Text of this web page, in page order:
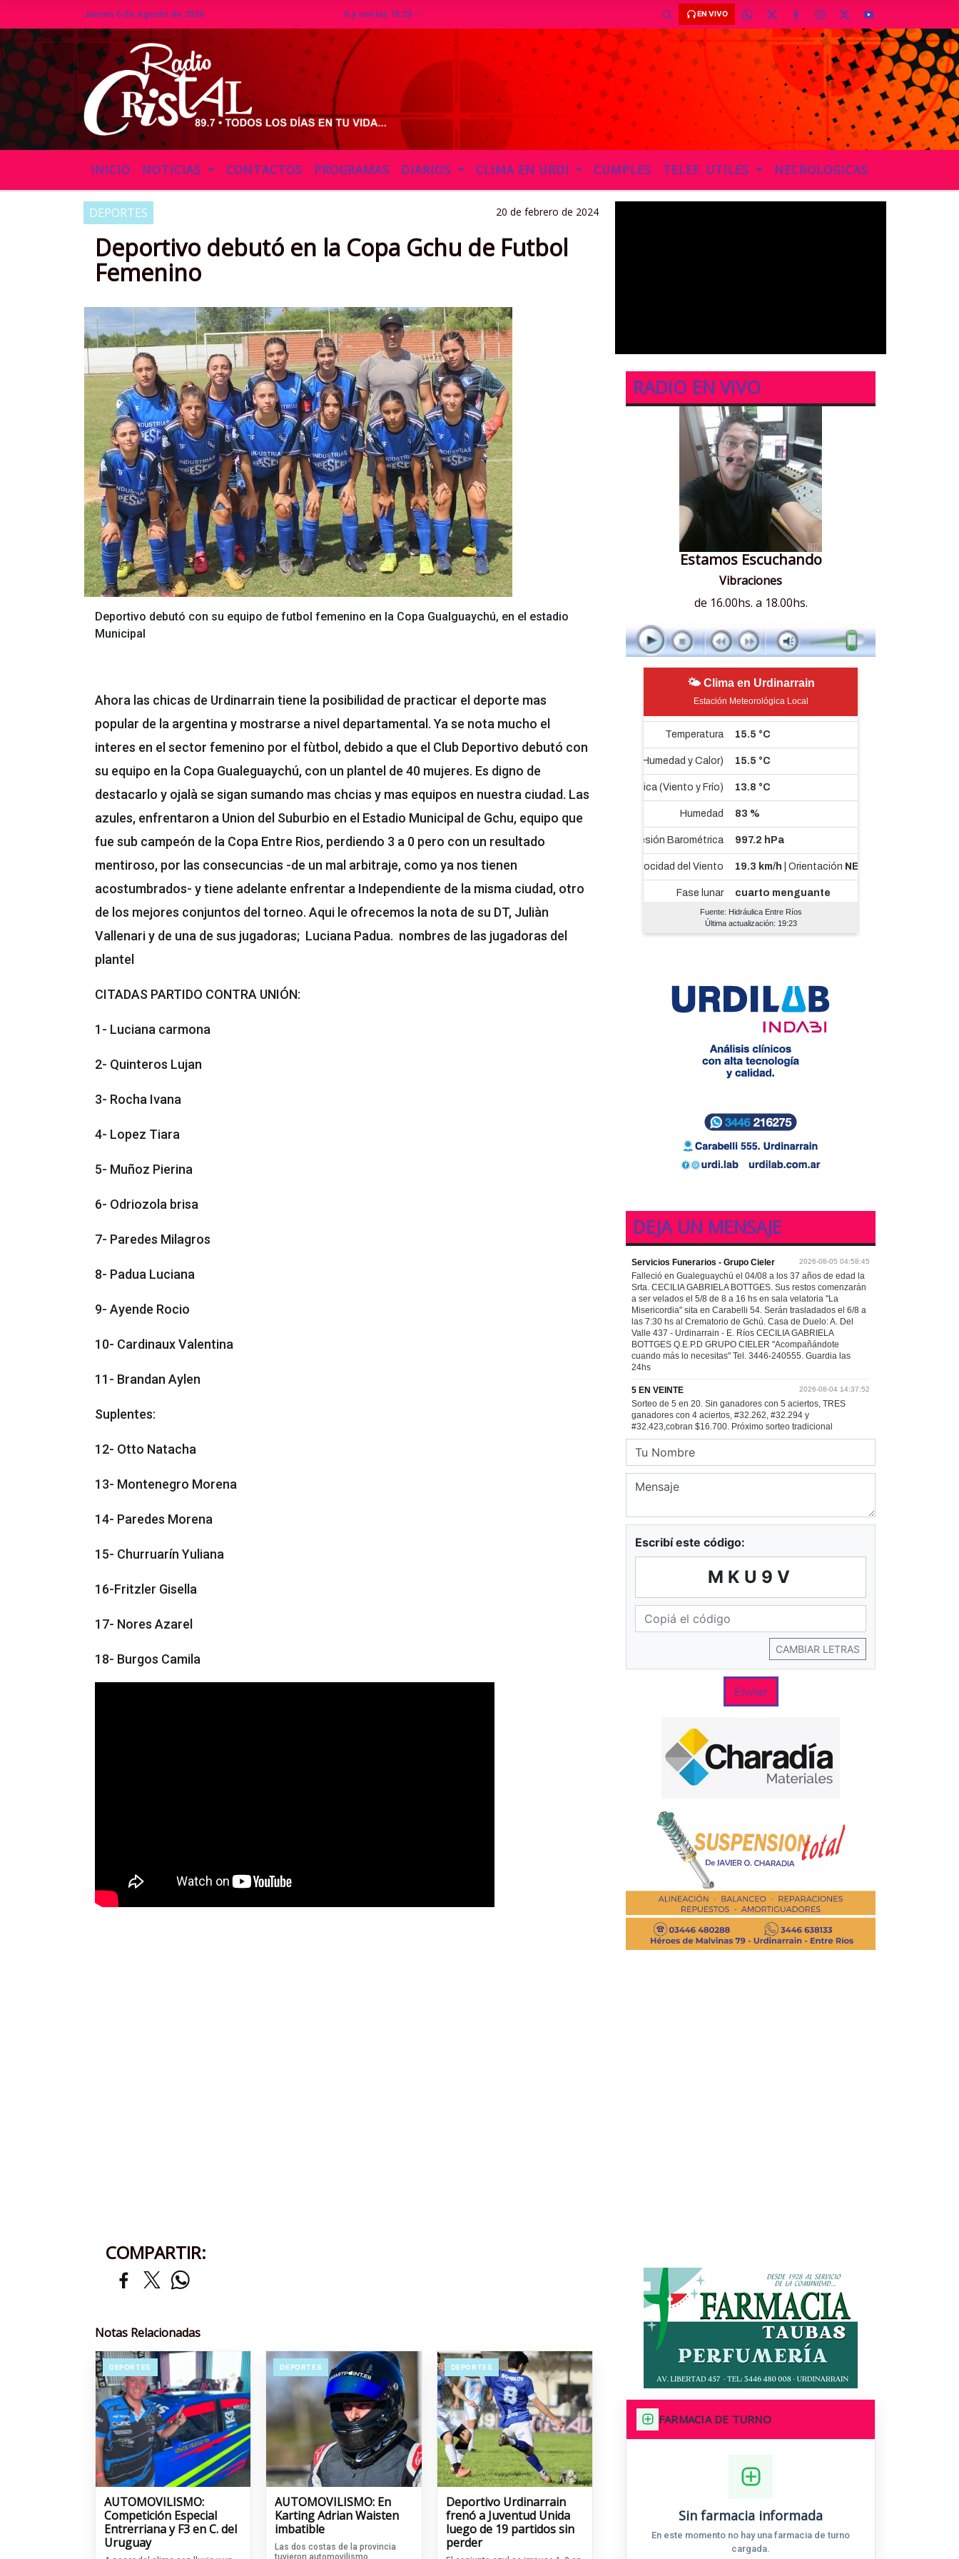
Jueves 6 de Agosto de 2026Hoy es Jueves 6 de Agosto de 2026 y son las 16:23 - - EN VIVO
INICIO NOTICIAS CONTACTOS PROGRAMAS DIARIOS CLIMA EN URDI CUMPLES TELEF. UTILES NECROLOGICAS
DEPORTES 20 de febrero de 2024
Deportivo debutó en la Copa Gchu de Futbol
Femenino
Deportivo debutó con su equipo de futbol femenino en la Copa Gualguaychú, en el estadio
Municipal
Ahora las chicas de Urdinarrain tiene la posibilidad de practicar el deporte mas
popular de la argentina y mostrarse a nivel departamental. Ya se nota mucho el
interes en el sector femenino por el fùtbol, debido a que el Club Deportivo debutó con
su equipo en la Copa Gualeguaychú, con un plantel de 40 mujeres. Es digno de
destacarlo y ojalà se sigan sumando mas chcias y mas equipos en nuestra ciudad. Las
azules, enfrentaron a Union del Suburbio en el Estadio Municipal de Gchu, equipo que
fue sub campeón de la Copa Entre Rios, perdiendo 3 a 0 pero con un resultado
mentiroso, por las consecuncias -de un mal arbitraje, como ya nos tienen
acostumbrados- y tiene adelante enfrentar a Independiente de la misma ciudad, otro
de los mejores conjuntos del torneo. Aqui le ofrecemos la nota de su DT, Juliàn
Vallenari y de una de sus jugadoras; Luciana Padua. nombres de las jugadoras del
plantel
CITADAS PARTIDO CONTRA UNIÓN:
1- Luciana carmona
2- Quinteros Lujan
3- Rocha Ivana
4- Lopez Tiara
5- Muñoz Pierina
6- Odriozola brisa
7- Paredes Milagros
8- Padua Luciana
9- Ayende Rocio
10- Cardinaux Valentina
11- Brandan Aylen
Suplentes:
12- Otto Natacha
13- Montenegro Morena
14- Paredes Morena
15- Churruarín Yuliana
16-Fritzler Gisella
17- Nores Azarel
18- Burgos Camila
COMPARTIR:
Notas Relacionadas
DEPORTES
AUTOMOVILISMO:
Competición Especial
Entrerriana y F3 en C. del
Uruguay
DEPORTES
AUTOMOVILISMO: En
Karting Adrian Waisten
imbatible
Las dos costas de la provincia
tuvieron automovilismo,
DEPORTES
Deportivo Urdinarrain
frenó a Juventud Unida
luego de 19 partidos sin
perder
RADIO EN VIVO
Estamos Escuchando
Vibraciones
de 16.00hs. a 18.00hs.
🌤 Clima en Urdinarrain
Estación Meteorológica Local
Fuente: Hidráulica Entre Ríos
Última actualización: 19:23
DEJA UN MENSAJE
Escribí este código:
MKU9V
CAMBIAR LETRAS
FARMACIA DE TURNO
Sin farmacia informada
En este momento no hay una farmacia de turno
cargada.